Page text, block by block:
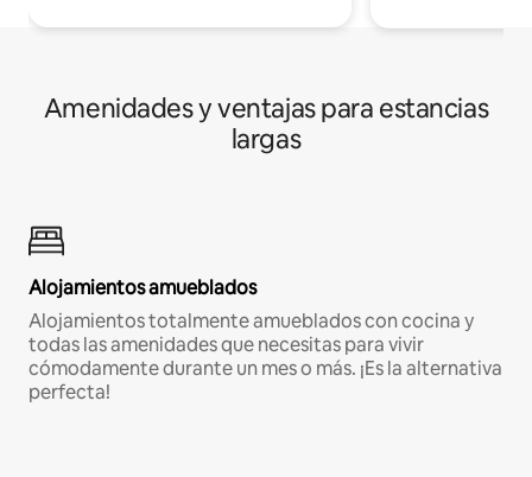
Amenidades y ventajas para estancias
largas
Alojamientos amueblados
Alojamientos totalmente amueblados con cocina y
todas las amenidades que necesitas para vivir
cómodamente durante un mes o más. ¡Es la alternativa
perfecta!